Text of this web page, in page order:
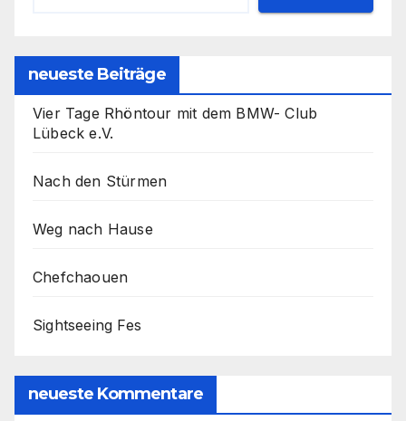
neueste Beiträge
Vier Tage Rhöntour mit dem BMW- Club
Lübeck e.V.
Nach den Stürmen
Weg nach Hause
Chefchaouen
Sightseeing Fes
neueste Kommentare